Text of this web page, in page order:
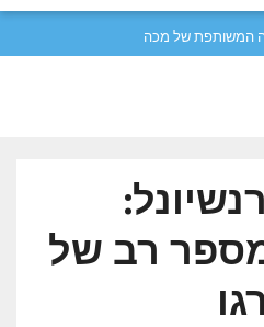
המשותפת של מכה
רב של